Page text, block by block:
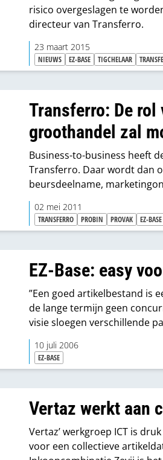
risico overgeslagen te
directeur van Transferro.
23 maart 2015
NIEUWS EZ-BASE TIGCHELAAR
Transferro: De
groothandel zal
Business-to-business heeft
Transferro. Daar wordt dan
beursdeelname,
kennis tussen de leden
zaken met ons om het
02 mei 2011
TRANSFERRO PROBIN PROVAK EZ-BASE
EZ-Base: easy
”Een goed artikelbestand is
de lange termijn geen
visie sloegen verschillende
handen ineen voor een
artikelbestand: EZ-Base.
voor de totale handel én
10 juli 2006
EZ-BASE
Vertaz werkt aan
Vertaz’ werkgroep ICT is
voor een collectieve